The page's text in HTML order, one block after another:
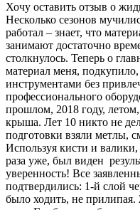
Хочу оставить отзыв о
Несколько сезонов
работал – знает, что
занимают достаточно
столкнулось. Теперь о
материал меня,
инструментами без
профессионального
прошлом, 2018 году,
крыша. Лет 10 никто не
подготовки взяли метлы,
Используя кисти и
раза уже, был виден
уверенность! Все
подтвердились: 1-й слой
было ходить, не